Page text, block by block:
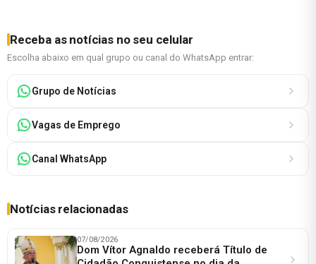
Receba as notícias no seu celular
Escolha abaixo em qual grupo ou canal do WhatsApp entrar:
Grupo de Notícias
Vagas de Emprego
Canal WhatsApp
Notícias relacionadas
07/08/2026
Dom Vítor Agnaldo receberá Título de